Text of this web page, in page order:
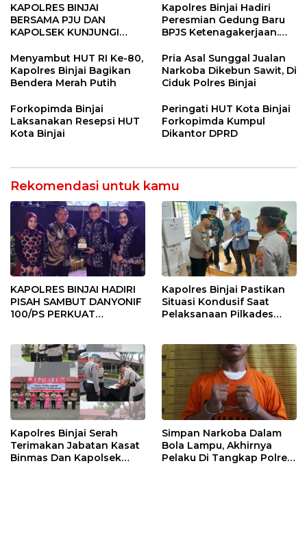
KAPOLRES BINJAI
BERSAMA PJU DAN
KAPOLSEK KUNJUNGI
BINJAI
Kapolres Binjai Hadiri
Peresmian Gedung Baru
BPJS Ketenagakerjaan.
Menyeluruh bagi Pekerja”
Menyambut HUT RI Ke-80,
Kapolres Binjai Bagikan
Bendera Merah Putih
Pria Asal Sunggal Jualan
Narkoba Dikebun Sawit, Di
Ciduk Polres Binjai
Forkopimda Binjai
Laksanakan Resepsi HUT
Kota Binjai
Peringati HUT Kota Binjai
Forkopimda Kumpul
Dikantor DPRD
Rekomendasi untuk kamu
KAPOLRES BINJAI HADIRI
PISAH SAMBUT DANYONIF
100/PS PERKUAT
Kapolres Binjai Pastikan
Situasi Kondusif Saat
Pelaksanaan Pilkades
Kapolres Binjai Serah
Terimakan Jabatan Kasat
Binmas Dan Kapolsek
Simpan Narkoba Dalam
Bola Lampu, Akhirnya
Pelaku Di Tangkap Polres